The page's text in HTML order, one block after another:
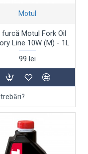
Motul
furcă Motul Fork Oil
Line 10W (M) - 1L
99 lei